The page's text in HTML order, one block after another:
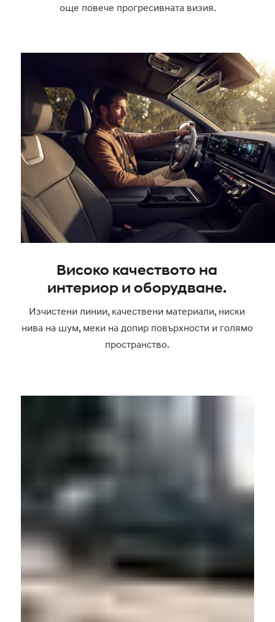
още повече прогресивната визия.
Високо качеството на
интериор и оборудване.
Изчистени линии, качествени материали, ниски
нива на шум, меки на допир повърхности и голямо
пространство.